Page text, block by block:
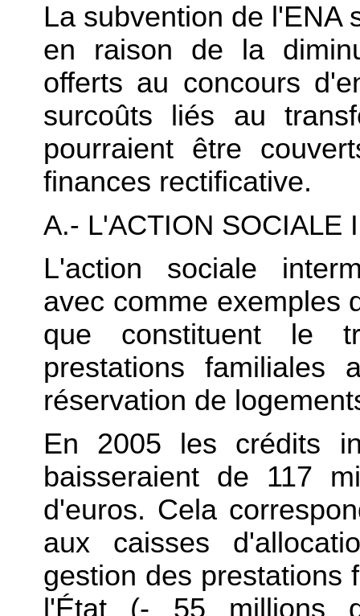
La subvention de l'ENA
en raison de la
offerts au concours
surcoûts liés au
pourraient être
finances rectificative.
A.- L'ACTION SOCIALE
L'action sociale
avec comme exemples
que constituent le
prestations
réservation de
En 2005 les crédits
baisseraient de 117
d'euros. Cela
aux caisses
gestion des prestations
l'État (- 55 millions